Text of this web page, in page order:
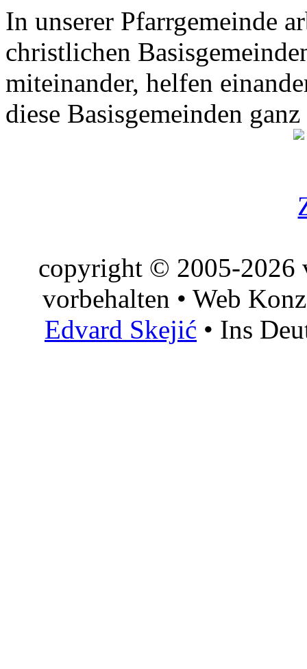
In unserer Pfarrgemeinde
christlichen
miteinander, helfen
diese Basisgemeinden
copyright © 2005-2026
vorbehalten • Web
Edvard Skejić • Ins